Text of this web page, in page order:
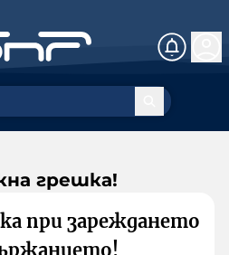
грешка!
при зареждането